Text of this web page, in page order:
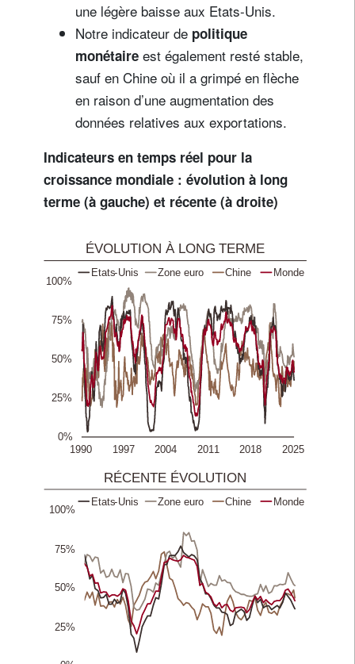
une légère baisse aux Etats-Unis.
Notre indicateur de politique
monétaire est également resté stable,
sauf en Chine où il a grimpé en flèche
en raison d’une augmentation des
données relatives aux exportations.
Indicateurs en temps réel pour la
croissance mondiale : évolution à long
terme (à gauche) et récente (à droite)